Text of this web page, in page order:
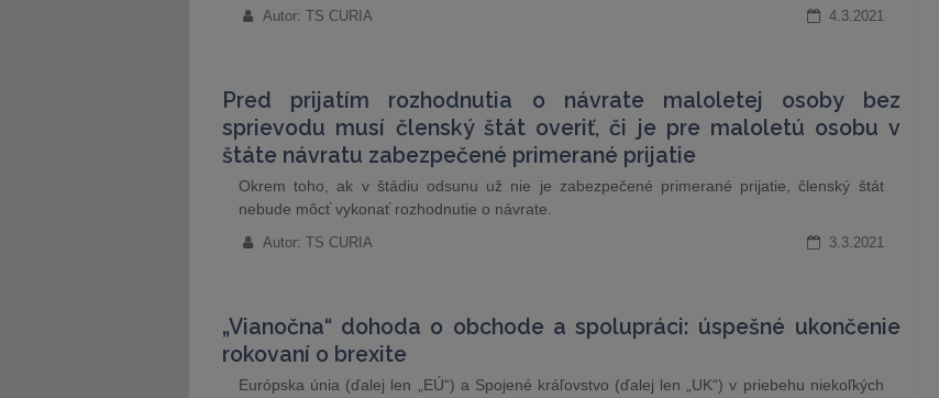
Autor: TS CURIA 4.3.2021
Pred prijatím rozhodnutia o návrate maloletej osoby bez
sprievodu musí členský štát overiť, či je pre maloletú osobu v
štáte návratu zabezpečené primerané prijatie
Okrem toho, ak v štádiu odsunu už nie je zabezpečené primerané prijatie, členský štát
nebude môcť vykonať rozhodnutie o návrate.
Autor: TS CURIA 3.3.2021
„Vianočna“ dohoda o obchode a spolupráci: úspešné ukončenie
rokovaní o brexite
Európska únia (ďalej len „EÚ“) a Spojené kráľovstvo (ďalej len „UK“) v priebehu niekoľkých